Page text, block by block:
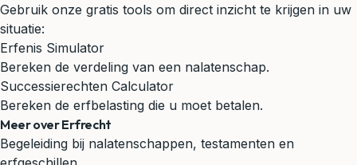
Gebruik onze gratis tools om direct inzicht te krijgen in uw
situatie:
Erfenis Simulator
Bereken de verdeling van een nalatenschap.
Successierechten Calculator
Bereken de erfbelasting die u moet betalen.
Meer over Erfrecht
Begeleiding bij nalatenschappen, testamenten en